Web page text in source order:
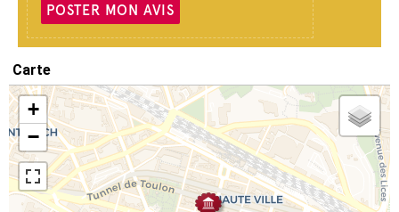
POSTER MON AVIS
Carte
+
−